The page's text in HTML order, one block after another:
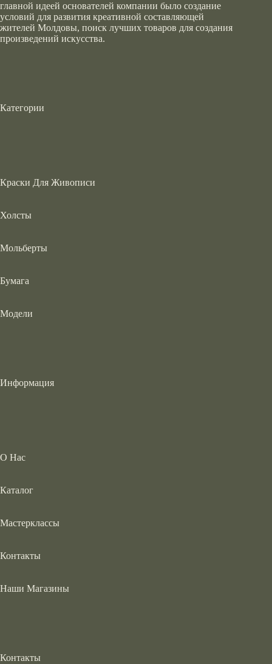
главной идеей основателей компании было создание
условий для развития креативной составляющей
жителей Молдовы, поиск лучших товаров для создания
произведений искусства.
Категории
Краски Для Живописи
Холсты
Мольберты
Бумага
Модели
Информация
О Нас
Каталог
Мастерклассы
Контакты
Наши Магазины
Контакты